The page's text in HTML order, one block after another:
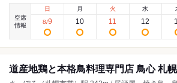
空席
情報
日
8/9
月
10
火
11
水
12
道産地鶏と本格鳥料理専門店 鳥心 札